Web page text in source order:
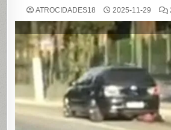
ATROCIDADES18 2025-11-29